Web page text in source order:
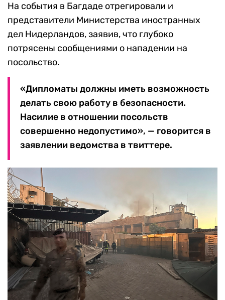
На события в Багдаде отрегировали и
представители Министерства иностранных
дел Нидерландов, заявив, что глубоко
потрясены сообщениями о нападении на
посольство.
«Дипломаты должны иметь возможность
делать свою работу в безопасности.
Насилие в отношении посольств
совершенно недопустимо», — говорится в
заявлении ведомства в твиттере.